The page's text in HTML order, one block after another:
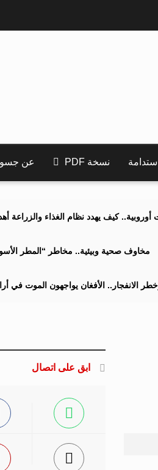
استدامة نسخة PDF عن
كيف يهدد نظام الغذاء والزراعة أهداف
مخاوف صحية وبيئية.. مخاطر “المطر
الانفجار.. الأفغان يواجهون الموت في
ابق على اتصال